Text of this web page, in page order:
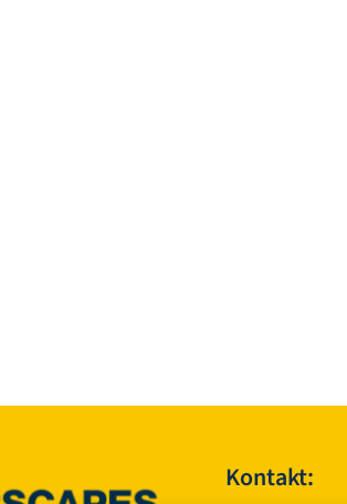
Kontakt: